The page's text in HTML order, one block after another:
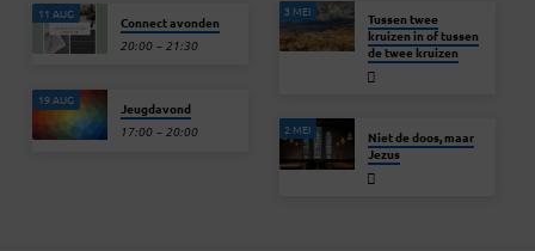
11 AUG Connect avonden
20:00 – 21:30
19 AUG Jeugdavond
17:00 – 20:00
3 MEI
Tussen twee
kruizen in of tussen
de twee kruizen
2 MEI
Niet de doos, maar
Jezus